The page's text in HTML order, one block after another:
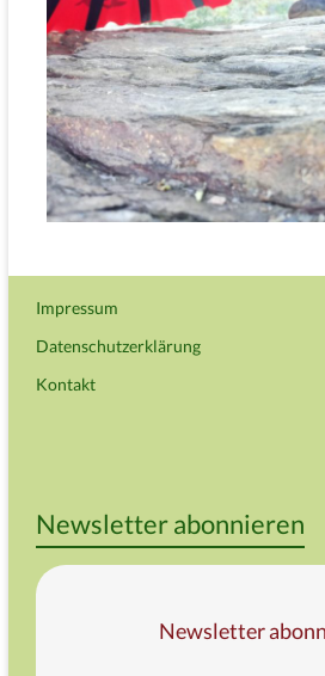
Impressum
Datenschutzerklärung
Kontakt
Newsletter abonnieren
Newsletter